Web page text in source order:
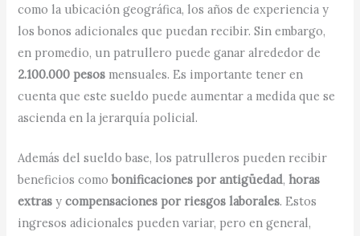
como la ubicación geográfica, los años de experiencia y
los bonos adicionales que puedan recibir. Sin embargo,
en promedio, un patrullero puede ganar alrededor de
2.100.000 pesos mensuales. Es importante tener en
cuenta que este sueldo puede aumentar a medida que se
ascienda en la jerarquía policial.
Además del sueldo base, los patrulleros pueden recibir
beneficios comobonificaciones por antigüedad,horas
extras ycompensaciones por riesgos laborales. Estos
ingresos adicionales pueden variar, pero en general,